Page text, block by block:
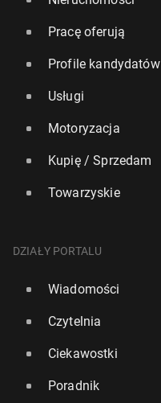
Pracę oferują
Profile kandydatów
Usługi
Motoryzacja
Kupię / Sprzedam
Towarzyskie
DZIAŁY PORTALU
Wiadomości
Czytelnia
Ciekawostki
Poradnik